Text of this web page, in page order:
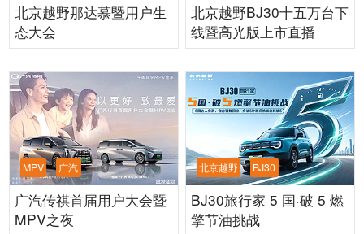
北京越野那达慕暨用户生
态大会
北京越野BJ30十五万台下
线暨高光版上市直播
MPV 广汽
广汽传祺首届用户大会暨
MPV之夜
北京越野 BJ30
BJ30旅行家 5 国·破 5 燃
擎节油挑战